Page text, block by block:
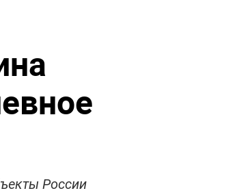
России